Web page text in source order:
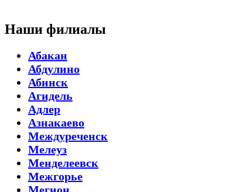
Наши филиалы
Абакан
Абдулино
Абинск
Агидель
Адлер
Азнакаево
Междуреченск
Мелеуз
Менделеевск
Межгорье